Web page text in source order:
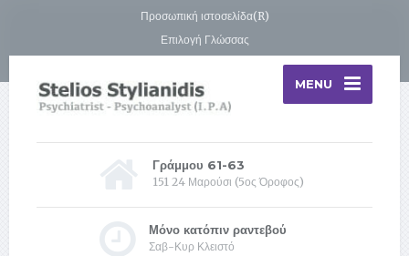
Προσωπική ιστοσελίδα(R)
Επιλογή Γλώσσας
MENU
Γράμμου 61-63
151 24 Μαρούσι (5ος Όροφος)
Μόνο κατόπιν ραντεβού
Σαβ-Κυρ Κλειστό